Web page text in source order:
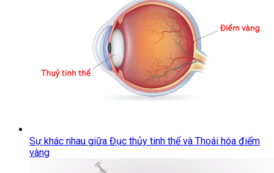
Sự khác nhau giữa Đục thủy tinh thể và Thoái hóa điểm
vàng